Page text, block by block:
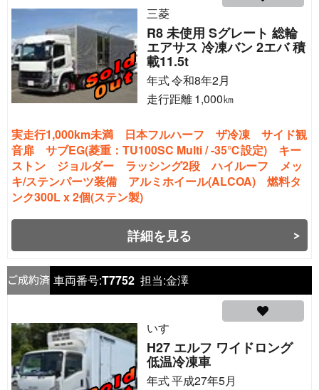
三菱
R8 未使用 Sグレート 総輪
エアサス 冷凍バン 2エバ 積
載11.5t
年式令和8年2月
走行距離1,000㎞
実走行1,000km未満 日本フルハーフ ザ冷凍 サイド観
音扉 サブEG(菱重：TU100SC Multi / -35℃設定) キー
ストン ジョルダー ラッシング2段 ハイルーフ メッ
キ/ステンパーツ装備 アルミホイール(ALCOA) 燃料タ
ンク300L x 2個(ステン製)
詳細を見る
車両番号:T7752 担当:金澤
いすゞ
H27 エルフ ワイドロング
低温冷凍車
年式平成27年5月